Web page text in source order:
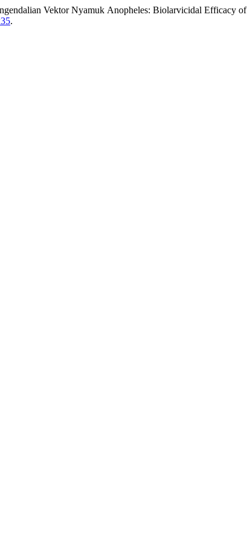
Vektor Nyamuk Anopheles: Biolarvicidal Efficacy
.